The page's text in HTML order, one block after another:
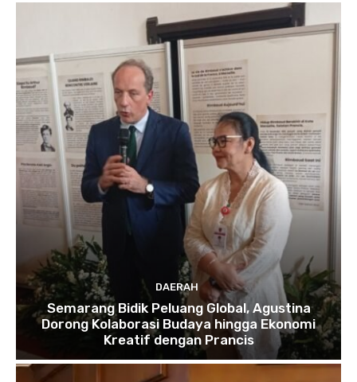
DAERAH
Semarang Bidik Peluang Global, Agustina
Dorong Kolaborasi Budaya hingga Ekonomi
Kreatif dengan Prancis